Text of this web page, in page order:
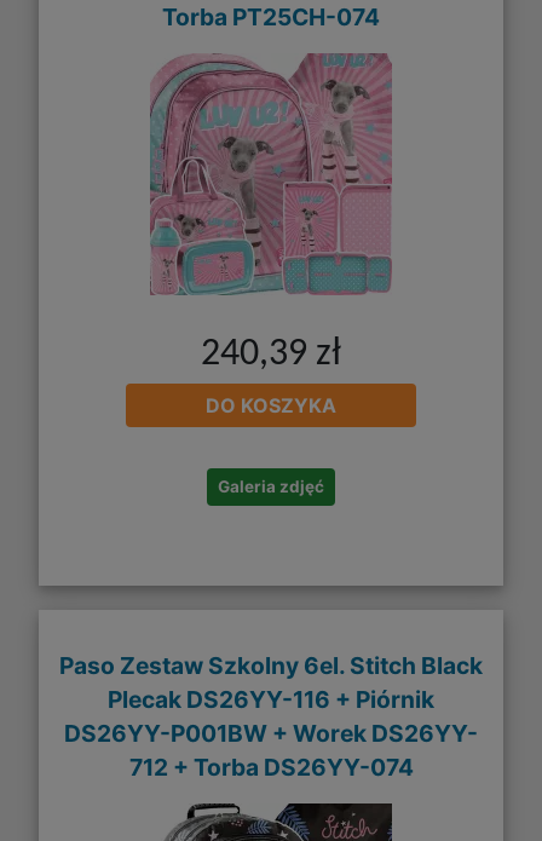
Torba PT25CH-074
240,39 zł
DO KOSZYKA
Galeria zdjęć
Paso Zestaw Szkolny 6el. Stitch Black
Plecak DS26YY-116 + Piórnik
DS26YY-P001BW + Worek DS26YY-
712 + Torba DS26YY-074